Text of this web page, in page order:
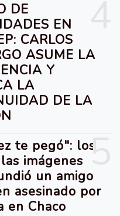
DE
EN
CARLOS
ASUME LA
Y
LA
DE LA
5
te pegó": los
imágenes
un amigo
asesinado por
en Chaco